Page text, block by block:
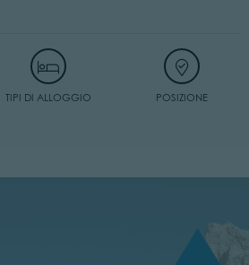
TIPI DI ALLOGGIO POSIZIONE